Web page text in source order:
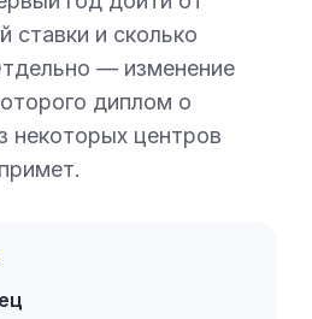
ставки и сколько
— изменение
диплом о
некоторых центров